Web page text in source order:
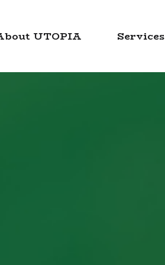
About UTOPIA Services